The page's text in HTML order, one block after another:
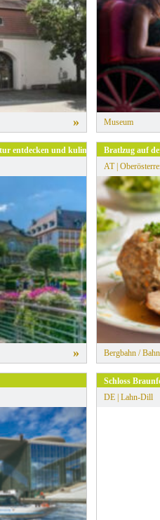
» Museum
entdecken und kulinarisch genießen!
»
Bratlzug auf
AT |
Bergbahn / Bahn
Schloss
DE | Lahn-Dill